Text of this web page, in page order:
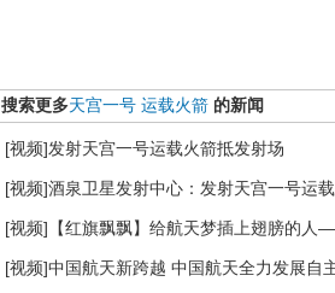
搜索更多天宫一号 运载火箭 的新闻
[视频]发射天宫一号运载火箭抵发射场
[视频]酒泉卫星发射中心：发射天宫一号运
[视频]【红旗飘飘】给航天梦插上翅膀的人
[视频]中国航天新跨越 中国航天全力发展自